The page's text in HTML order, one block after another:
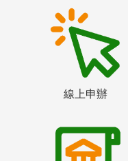
線上申辦